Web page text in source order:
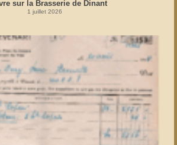
sur la Brasserie de Dinant
1 juillet 2026